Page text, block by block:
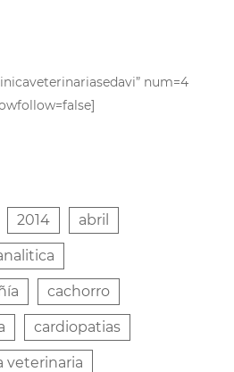
num=4
2014 abril
cachorro
cardiopatias
veterinaria